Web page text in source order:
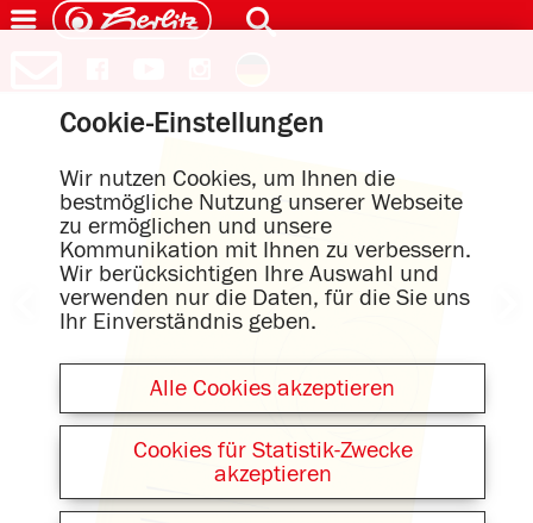
Cookie-Einstellungen
Wir nutzen Cookies, um Ihnen die
bestmögliche Nutzung unserer Webseite
zu ermöglichen und unsere
Kommunikation mit Ihnen zu verbessern.
Wir berücksichtigen Ihre Auswahl und
verwenden nur die Daten, für die Sie uns
Ihr Einverständnis geben.
Alle Cookies akzeptieren
Cookies für Statistik-Zwecke
akzeptieren